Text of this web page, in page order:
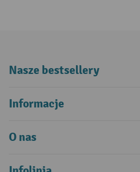
Nasze bestsellery
Informacje
O nas